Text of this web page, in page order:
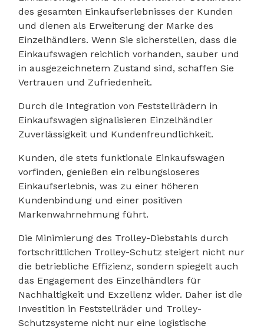
des gesamten Einkaufserlebnisses der Kunden
und dienen als Erweiterung der Marke des
Einzelhändlers. Wenn Sie sicherstellen, dass die
Einkaufswagen reichlich vorhanden, sauber und
in ausgezeichnetem Zustand sind, schaffen Sie
Vertrauen und Zufriedenheit.
Durch die Integration von Feststellrädern in
Einkaufswagen signalisieren Einzelhändler
Zuverlässigkeit und Kundenfreundlichkeit.
Kunden, die stets funktionale Einkaufswagen
vorfinden, genießen ein reibungsloseres
Einkaufserlebnis, was zu einer höheren
Kundenbindung und einer positiven
Markenwahrnehmung führt.
Die Minimierung des Trolley-Diebstahls durch
fortschrittlichen Trolley-Schutz steigert nicht nur
die betriebliche Effizienz, sondern spiegelt auch
das Engagement des Einzelhändlers für
Nachhaltigkeit und Exzellenz wider. Daher ist die
Investition in Feststellräder und Trolley-
Schutzsysteme nicht nur eine logistische